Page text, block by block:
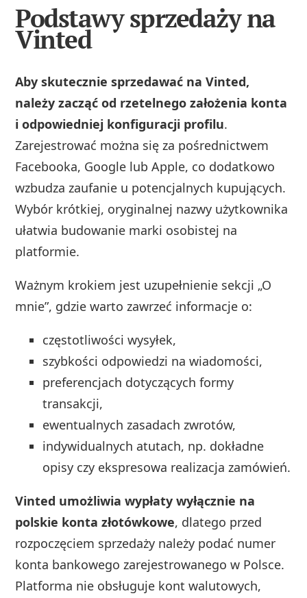
Podstawy sprzedaży na
Vinted
Aby skutecznie sprzedawać na Vinted,
należy zacząć od rzetelnego założenia konta
i odpowiedniej konfiguracji profilu.
Zarejestrować można się za pośrednictwem
Facebooka, Google lub Apple, co dodatkowo
wzbudza zaufanie u potencjalnych kupujących.
Wybór krótkiej, oryginalnej nazwy użytkownika
ułatwia budowanie marki osobistej na
platformie.
Ważnym krokiem jest uzupełnienie sekcji „O
mnie”, gdzie warto zawrzeć informacje o:
częstotliwości wysyłek,
szybkości odpowiedzi na wiadomości,
preferencjach dotyczących formy
transakcji,
ewentualnych zasadach zwrotów,
indywidualnych atutach, np. dokładne
opisy czy ekspresowa realizacja zamówień.
Vinted umożliwia wypłaty wyłącznie na
polskie konta złotówkowe, dlatego przed
rozpoczęciem sprzedaży należy podać numer
konta bankowego zarejestrowanego w Polsce.
Platforma nie obsługuje kont walutowych,